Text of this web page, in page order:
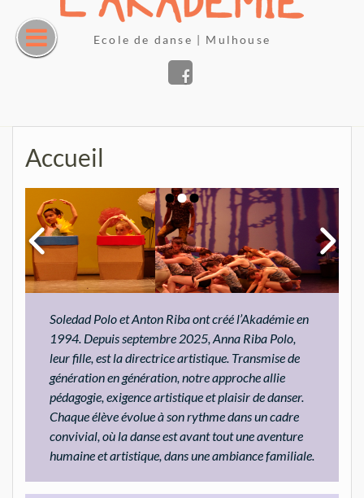
content
Ecole de danse | Mulhouse
Accueil
Soledad Polo et Anton Riba ont créé l’Akadémie en
1994. Depuis septembre 2025, Anna Riba Polo,
leur fille, est la directrice artistique. Transmise de
génération en génération, notre approche allie
pédagogie, exigence artistique et plaisir de danser.
Chaque élève évolue à son rythme dans un cadre
convivial, où la danse est avant tout une aventure
humaine et artistique, dans une ambiance familiale.